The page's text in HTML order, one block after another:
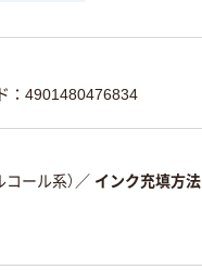
：4901480476834
ール系） ／ インク充填方法